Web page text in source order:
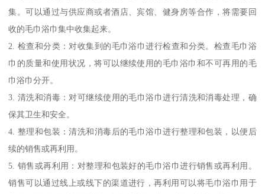
集。可以通过与供应商或者酒店、宾馆、健身房等合作，将需要回
收的毛巾浴巾集中收集起来。
2. 检查和分类：对收集到的毛巾浴巾进行检查和分类。检查毛巾浴
巾的质量和使用状况，将可以继续使用的毛巾浴巾和不可再用的毛
巾浴巾分开。
3. 清洗和消毒：对可继续使用的毛巾浴巾进行清洗和消毒处理，确
保其卫生和安全。
4. 整理和包装：清洗和消毒后的毛巾浴巾进行整理和包装，以便后
续的销售或再利用。
5. 销售或再利用：对整理和包装好的毛巾浴巾进行销售或再利用。
销售可以通过线上或线下的渠道进行，再利用可以将毛巾浴巾用于